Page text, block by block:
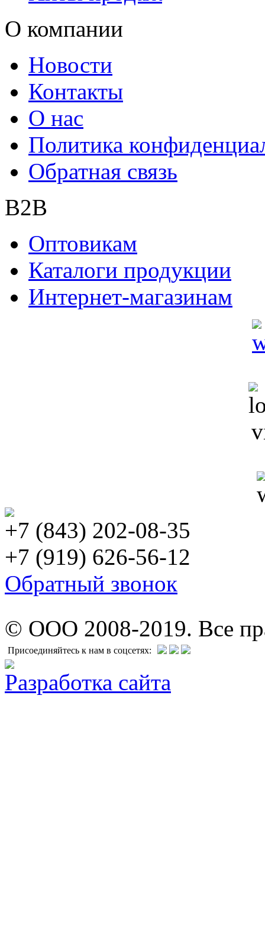
О компании
Новости
Контакты
О нас
Политика
Обратная связь
B2B
Оптовикам
Каталоги продукции
Интернет-магазинам
+7 (843) 202-08-35
+7 (919) 626-56-12
Обратный звонок
© ООО 2008-2019. Все
Присоединяйтесь к нам в соцсетях:
Разработка сайта